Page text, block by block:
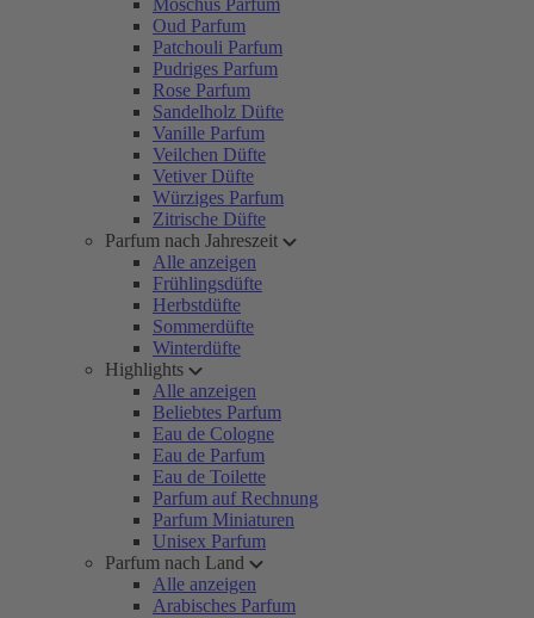
Moschus Parfum
Oud Parfum
Patchouli Parfum
Pudriges Parfum
Rose Parfum
Sandelholz Düfte
Vanille Parfum
Veilchen Düfte
Vetiver Düfte
Würziges Parfum
Zitrische Düfte
Parfum nach Jahreszeit
Alle anzeigen
Frühlingsdüfte
Herbstdüfte
Sommerdüfte
Winterdüfte
Highlights
Alle anzeigen
Beliebtes Parfum
Eau de Cologne
Eau de Parfum
Eau de Toilette
Parfum auf Rechnung
Parfum Miniaturen
Unisex Parfum
Parfum nach Land
Alle anzeigen
Arabisches Parfum